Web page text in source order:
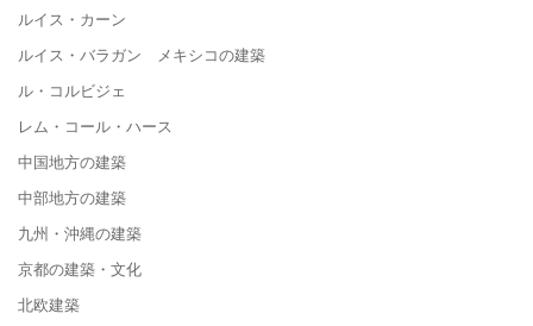
ルイス・カーン
ルイス・バラガン メキシコの建築
ル・コルビジェ
レム・コール・ハース
中国地方の建築
中部地方の建築
九州・沖縄の建築
京都の建築・文化
北欧建築